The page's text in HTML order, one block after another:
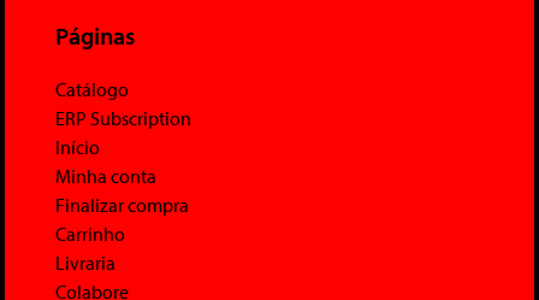
Páginas
Catálogo
ERP Subscription
Início
Minha conta
Finalizar compra
Carrinho
Livraria
Colabore